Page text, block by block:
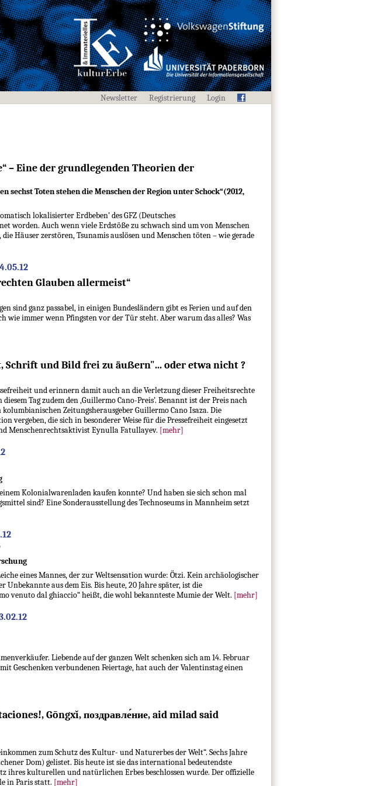
Newsletter Registrierung Login
– Eine der grundlegenden Theorien der
Toten stehen die Menschen der Region unter Schock“(2012,
lokalisierter Erdbeben’ des GFZ (Deutsches
worden. Auch wenn viele Erdstöße zu schwach sind um von Menschen
Häuser zerstören, Tsunamis auslösen und Menschen töten – wie gerade
Glauben allermeist“
sind ganz passabel, in einigen Bundesländern gibt es Ferien und auf den
immer wenn Pfingsten vor der Tür steht. Aber warum das alles? Was
Schrift und Bild frei zu äußern"... oder etwa nicht ?
und erinnern damit auch an die Verletzung dieser Freiheitsrechte
Tag zudem den ‚Guillermo Cano-Preis’. Benannt ist der Preis nach
Zeitungsherausgeber Guillermo Cano Isaza. Die
vergeben, die sich in besonderer Weise für die Pressefreiheit eingesetzt
Menschenrechtsaktivist Eynulla Fatullayev. [mehr]
Kolonialwarenladen kaufen konnte? Und haben sie sich schon mal
sind? Eine Sonderausstellung des Technoseums in Mannheim setzt
eines Mannes, der zur Weltsensation wurde: Ötzi. Kein archäologischer
aus dem Eis. Bis heute, 20 Jahre später, ist die
venuto dal ghiaccio“ heißt, die wohl bekannteste Mumie der Welt. [mehr]
Liebende auf der ganzen Welt schenken sich am 14. Februar
Geschenken verbundenen Feiertage, hat auch der Valentinstag einen
Gōngxǐ, поздравле́ние, aid milad said
zum Schutz des Kultur- und Naturerbes der Welt“. Sechs Jahre
Dom) gelistet. Bis heute ist sie das international bedeutendste
ihres kulturellen und natürlichen Erbes beschlossen wurde. Der offizielle
in Paris statt. [mehr]